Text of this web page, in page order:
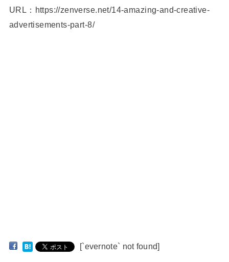
URL：https://zenverse.net/14-amazing-and-creative-
advertisements-part-8/
[`evernote` not found]